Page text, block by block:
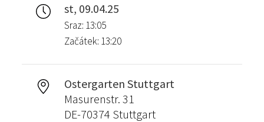
st, 09.04.25
Sraz: 13:05
Začátek: 13:20
Ostergarten Stuttgart
Masurenstr. 31
DE-70374 Stuttgart